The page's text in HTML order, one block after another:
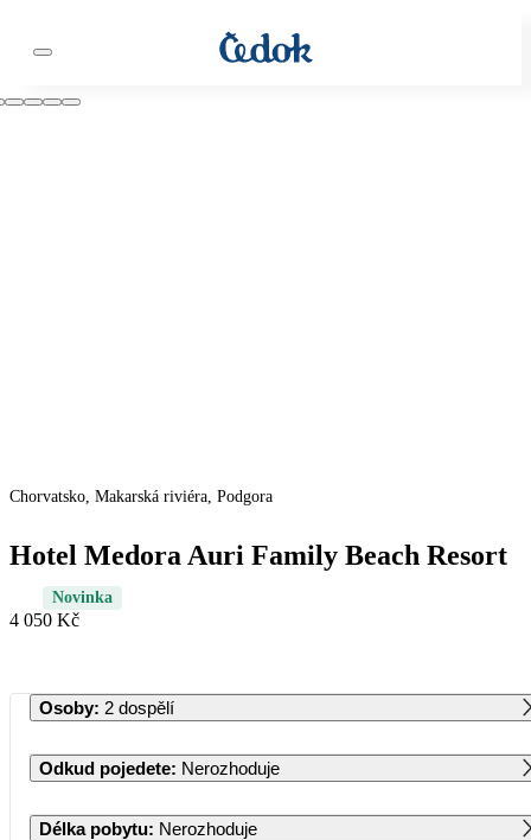
Chorvatsko, Makarská riviéra, Podgora
Hotel Medora Auri Family Beach Resort
Novinka
4 050 Kč
Osoby: 2 dospělí
Odkud pojedete: Nerozhoduje
Délka pobytu: Nerozhoduje